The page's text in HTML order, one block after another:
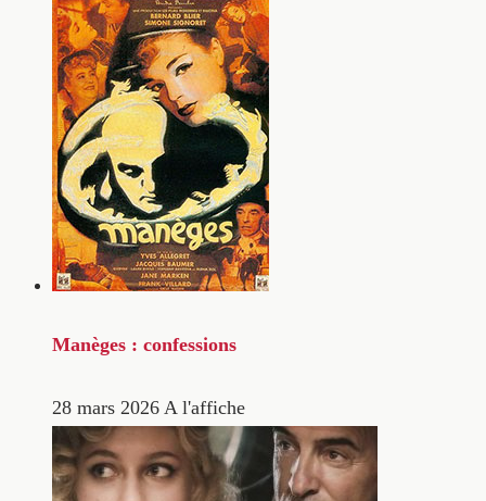
Manèges : confessions
28 mars 2026 A l'affiche